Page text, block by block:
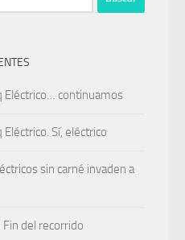
Eléctrico… continuamos
Sí, eléctrico
sin carné invaden a
del recorrido